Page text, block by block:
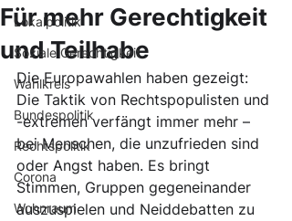
Lokalpolitik
Soziale Gerechtigkeit
Wahlkreis
Bundespolitik
Rechtspolitik
Corona
Wohnraum
Für mehr Gerechtigkeit
und Teilhabe
Die Europawahlen haben gezeigt:
Die Taktik von Rechtspopulisten und
-extremen verfängt immer mehr –
bei Menschen, die unzufrieden sind
oder Angst haben. Es bringt
Stimmen, Gruppen gegeneinander
auszuspielen und Neiddebatten zu